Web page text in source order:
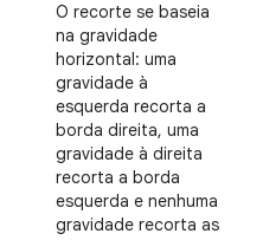
O recorte se baseia
na gravidade
horizontal: uma
gravidade à
esquerda recorta a
borda direita, uma
gravidade à direita
recorta a borda
esquerda e nenhuma
gravidade recorta as